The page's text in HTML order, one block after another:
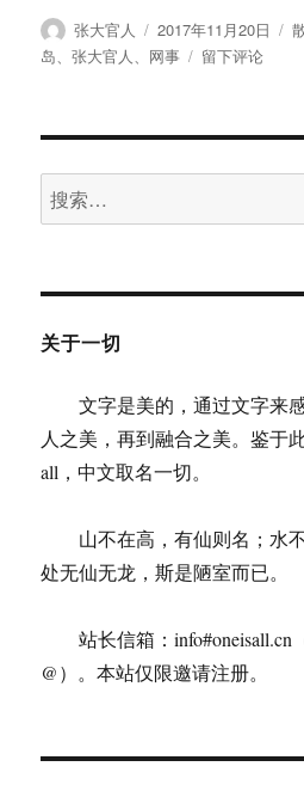
作
者
张大官人
发
布
2017年11月20日
岛 、张大官人 网事
于
小
网
留下评论
搜
索：
关于一切
文字是美的，通过文字来
人之美，再到融合之美。鉴于
all，中文取名一切。
山不在高，有仙则名；水
处无仙无龙，斯是陋室而已。
站长信箱：info#oneisall.cn
@）。本站仅限邀请注册。